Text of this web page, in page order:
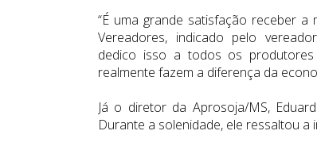
“É uma grande satisfação receber a
Vereadores, indicado pelo
dedico isso a todos os
realmente fazem a diferença da
Já o diretor da Aprosoja/MS,
Durante a solenidade, ele ressaltou